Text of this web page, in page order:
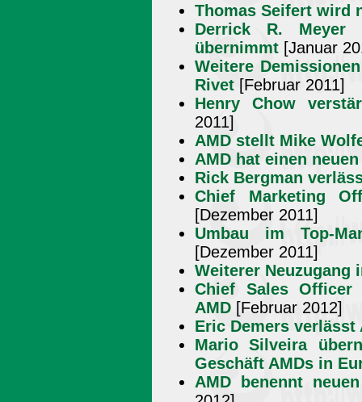
Thomas Seifert wird
Derrick R. Meyer
übernimmt [Januar
Weitere
Rivet [Februar 2011]
Henry Chow
2011]
AMD stellt Mike
AMD hat einen neuen
Rick Bergman
Chief Marketing
[Dezember 2011]
Umbau im Top-
[Dezember 2011]
Weiterer Neuzugang
Chief Sales
AMD [Februar 2012]
Eric Demers verlässt
Mario Silveira
Geschäft AMDs in
AMD benennt